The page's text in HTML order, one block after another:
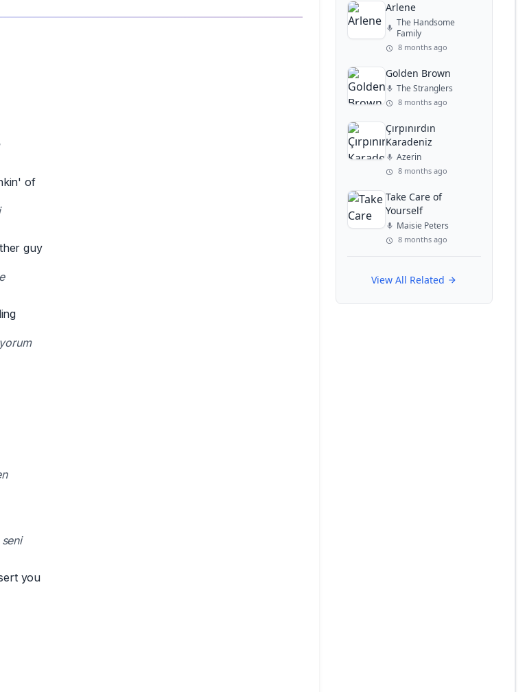
of
guy
you
Arlene
The Handsome
Family
8 months ago
Golden Brown
The Stranglers
8 months ago
Çırpınırdın
Karadeniz
Azerin
8 months ago
Take Care of
Yourself
Maisie Peters
8 months ago
View All Related